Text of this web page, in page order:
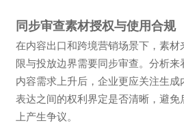
同步审查素材授权与使用合规
在内容出口和跨境营销场景下，素材
限与投放边界需要同步审查。分析
内容需求上升后，企业更应关注生
表达之间的权利界定是否清晰，避
上产生争议。